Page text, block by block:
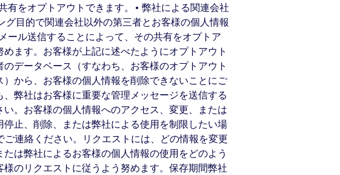
をオプトアウトできます。• 弊社による関連会社
目的で関連会社以外の第三者とお客様の個人情報
ル送信することによって、その共有をオプトア
ます。お客様が上記に述べたようにオプトアウト
データベース（すなわち、お客様のオプトアウト
から、お客様の個人情報を削除できないことにご
弊社はお客様に重要な管理メッセージを送信する
。お客様の個人情報へのアクセス、変更、または
止、削除、または弊社による使用を制限したい場
連絡ください。リクエストには、どの情報を変更
は弊社によるお客様の個人情報の使用をどのよう
のリクエストに従うよう努めます。保存期間弊社